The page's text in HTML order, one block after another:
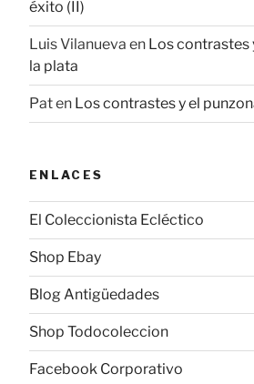
éxito (II)
Luis Vilanueva en Los contrastes
la plata
Paten Los contrastes y el
ENLACES
El Coleccionista Ecléctico
Shop Ebay
Blog Antigüedades
Shop Todocoleccion
Facebook Corporativo